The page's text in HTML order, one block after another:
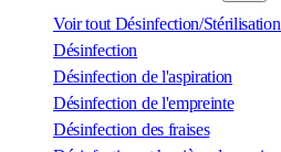
Voir tout Désinfection/Stérilisation
Désinfection
Désinfection de l'aspiration
Désinfection de l'empreinte
Désinfection des fraises